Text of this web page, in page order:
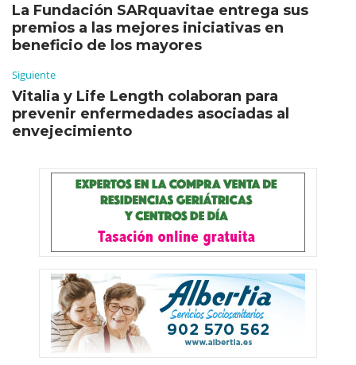
La Fundación SARquavitae entrega sus
premios a las mejores iniciativas en
beneficio de los mayores
Siguiente
Vitalia y Life Length colaboran para
prevenir enfermedades asociadas al
envejecimiento